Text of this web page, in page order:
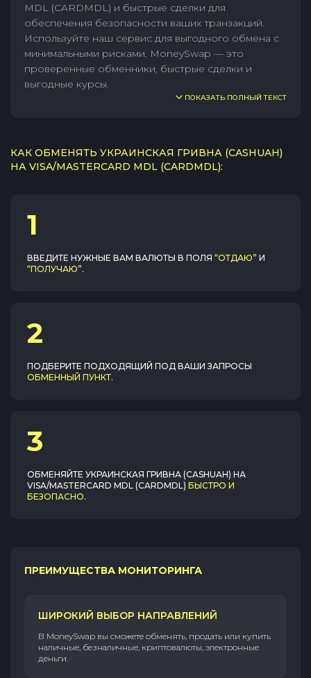
MDL (CARDMDL) и быстрые сделки для
обеспечения безопасности ваших транзакций.
Используйте наш сервис для выгодного обмена с
минимальными рисками. MoneySwap — это
проверенные обменники, быстрые сделки и
выгодные курсы.
ПОКАЗАТЬ ПОЛНЫЙ ТЕКСТ
КАК ОБМЕНЯТЬ УКРАИНСКАЯ ГРИВНА (CASHUAH)
НА VISA/MASTERCARD MDL (CARDMDL):
1
ВВЕДИТЕ НУЖНЫЕ ВАМ ВАЛЮТЫ В ПОЛЯ “ОТДАЮ” И
“ПОЛУЧАЮ”.
2
ПОДБЕРИТЕ ПОДХОДЯЩИЙ ПОД ВАШИ ЗАПРОСЫ
ОБМЕННЫЙ ПУНКТ.
3
ОБМЕНЯЙТЕ УКРАИНСКАЯ ГРИВНА (CASHUAH) НА
VISA/MASTERCARD MDL (CARDMDL) БЫСТРО И
БЕЗОПАСНО.
ПРЕИМУЩЕСТВА МОНИТОРИНГА
ШИРОКИЙ ВЫБОР НАПРАВЛЕНИЙ
В MoneySwap вы сможете обменять, продать или купить
наличные, безналичные, криптовалюты, электронные
деньги.